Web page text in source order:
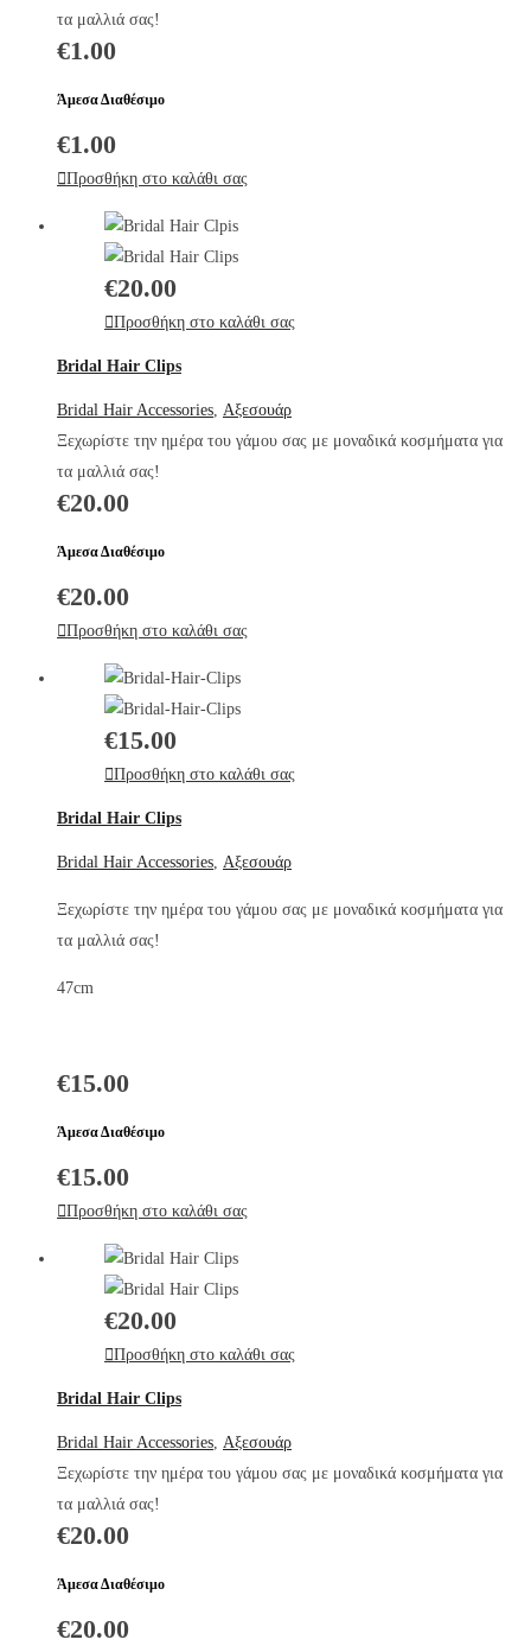
τα μαλλιά σας!
€1.00
Άμεσα Διαθέσιμο
€1.00
Προσθήκη στο καλάθι σας
€20.00
Προσθήκη στο καλάθι σας
Bridal Hair Clips
Bridal Hair Accessories, Αξεσουάρ
Ξεχωρίστε την ημέρα του γάμου σας με μοναδικά κοσμήματα για
τα μαλλιά σας!
€20.00
Άμεσα Διαθέσιμο
€20.00
Προσθήκη στο καλάθι σας
€15.00
Προσθήκη στο καλάθι σας
Bridal Hair Clips
Bridal Hair Accessories, Αξεσουάρ
Ξεχωρίστε την ημέρα του γάμου σας με μοναδικά κοσμήματα για
τα μαλλιά σας!
47cm
€15.00
Άμεσα Διαθέσιμο
€15.00
Προσθήκη στο καλάθι σας
€20.00
Προσθήκη στο καλάθι σας
Bridal Hair Clips
Bridal Hair Accessories, Αξεσουάρ
Ξεχωρίστε την ημέρα του γάμου σας με μοναδικά κοσμήματα για
τα μαλλιά σας!
€20.00
Άμεσα Διαθέσιμο
€20.00